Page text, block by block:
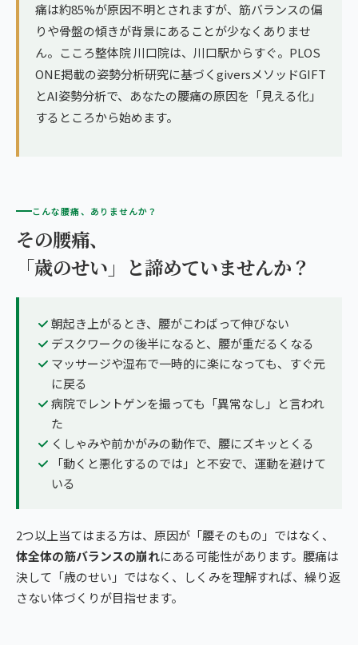
→ エリア一覧（全11エリア）
痛は約85%が原因不明とされますが、筋バランスの偏
りや骨盤の傾きが背景にあることが少なくありませ
ん。こころ整体院 川口院は、川口駅からすぐ。PLOS
ONE掲載の姿勢分析研究に基づくgiversメソッドGIFT
とAI姿勢分析で、あなたの腰痛の原因を「見える化」
するところから始めます。
こんな腰痛、ありませんか？
その腰痛、
「歳のせい」と諦めていませんか？
朝起き上がるとき、腰がこわばって伸びない
デスクワークの後半になると、腰が重だるくなる
マッサージや湿布で一時的に楽になっても、すぐ元
に戻る
病院でレントゲンを撮っても「異常なし」と言われ
た
くしゃみや前かがみの動作で、腰にズキッとくる
「動くと悪化するのでは」と不安で、運動を避けて
いる
2つ以上当てはまる方は、原因が「腰そのもの」ではなく、
体全体の筋バランスの崩れにある可能性があります。腰痛は
決して「歳のせい」ではなく、しくみを理解すれば、繰り返
さない体づくりが目指せます。